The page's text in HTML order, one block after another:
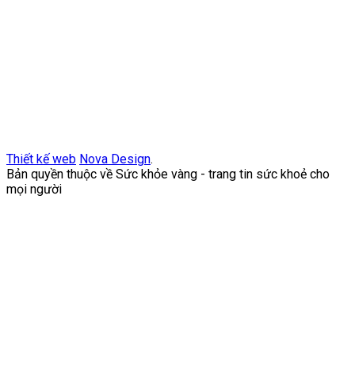
Thiết kế web Nova Design.
Bản quyền thuộc về Sức khỏe vàng - trang tin sức khoẻ cho
mọi người